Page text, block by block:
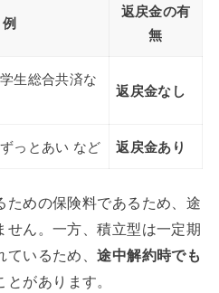
例
返戻金の有
無
生総合共済な
返戻金なし
っとあい など 返戻金あり
めの保険料であるため、途
せん。一方、積立型は一定期
ているため、途中解約時でも
とがあります。